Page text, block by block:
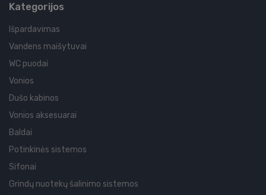
Kategorijos
Išpardavimas
Vandens maišytuvai
WC puodai
Vonios
Dušo kabinos
Vonios aksesuarai
Baldai
Potinkinės sistemos
Sifonai
Grindų nuotekų šalinimo sistemos